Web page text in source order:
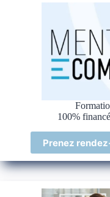
100%
Prenez